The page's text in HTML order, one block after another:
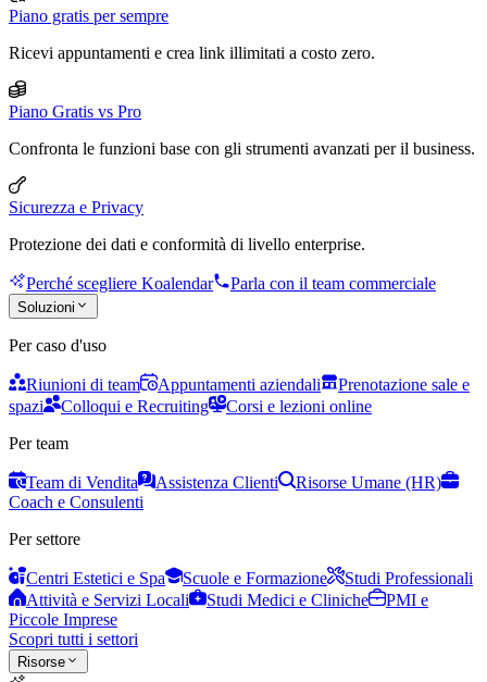
Piano gratis per sempre
Ricevi appuntamenti e crea link illimitati a costo zero.
Piano Gratis vs Pro
Confronta le funzioni base con gli strumenti avanzati per il business.
Sicurezza e Privacy
Protezione dei dati e conformità di livello enterprise.
Perché scegliere Koalendar Parla con il team commerciale
Soluzioni
Per caso d'uso
Riunioni di team Appuntamenti aziendali
Prenotazione sale e
spazi
Colloqui e Recruiting
Corsi e lezioni online
Per team
Team di Vendita Assistenza Clienti
Risorse Umane (HR)
Coach e Consulenti
Per settore
Centri Estetici e Spa Scuole e Formazione
Studi Professionali
Attività e Servizi Locali
Studi Medici e Cliniche
PMI e
Piccole Imprese
Scopri tutti i settori
Risorse